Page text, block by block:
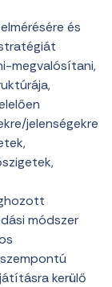
és
megvalósítani,
jelenségekre
módszer
kerülő